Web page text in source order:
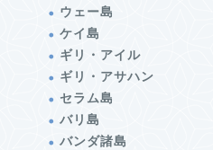
ウェー島
ケイ島
ギリ・アイル
ギリ・アサハン
セラム島
バリ島
バンダ諸島